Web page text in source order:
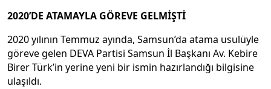
2020’DE ATAMAYLA GÖREVE GELMİŞTİ
2020 yılının Temmuz ayında, Samsun’da atama usulüyle
göreve gelen DEVA Partisi Samsun İl Başkanı Av. Kebire
Birer Türk’in yerine yeni bir ismin hazırlandığı bilgisine
ulaşıldı.